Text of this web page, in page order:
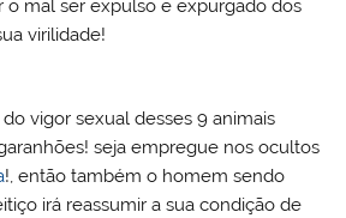
o mal ser expulso e expurgado dos
virilidade!
vigor sexual desses 9 animais
seja empregue nos ocultos
!, então também o homem sendo
irá reassumir a sua condição de